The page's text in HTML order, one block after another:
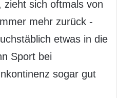
zieht sich oftmals von
mehr zurück -
etwas in die
Sport bei
sogar gut